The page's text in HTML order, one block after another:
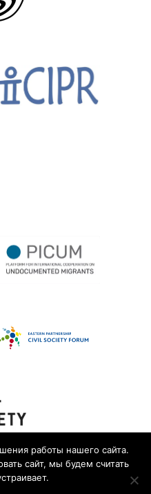
работы нашего сайта.
сайт, мы будем считать